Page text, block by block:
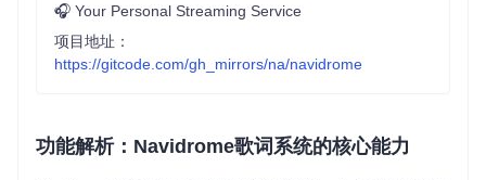
🎧 Your Personal Streaming Service
项目地址：
https://gitcode.com/gh_mirrors/na/navidrome
功能解析：Navidrome歌词系统的核心能力